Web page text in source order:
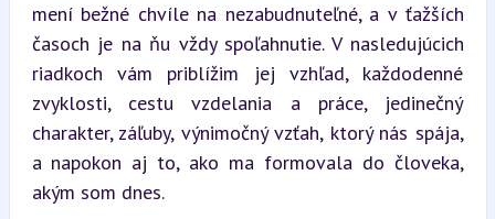
mení bežné chvíle na nezabudnuteľné, a v ťažších
časoch je na ňu vždy spoľahnutie. V nasledujúcich
riadkoch vám priblížim jej vzhľad, každodenné
zvyklosti, cestu vzdelania a práce, jedinečný
charakter, záľuby, výnimočný vzťah, ktorý nás spája,
a napokon aj to, ako ma formovala do človeka,
akým som dnes.